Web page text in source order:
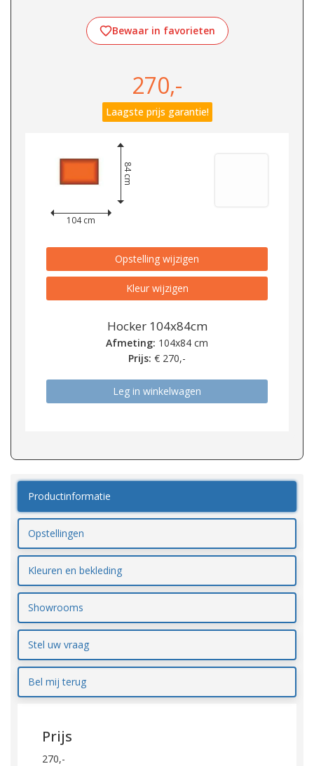
Bewaar in favorieten
270,-
Laagste prijs garantie!
104 cm
84 cm
Opstelling wijzigen
Kleur wijzigen
Hocker 104x84cm
Afmeting: 104x84 cm
Prijs: € 270,-
Leg in winkelwagen
Productinformatie
Opstellingen
Kleuren en bekleding
Showrooms
Stel uw vraag
Bel mij terug
Prijs
270,-